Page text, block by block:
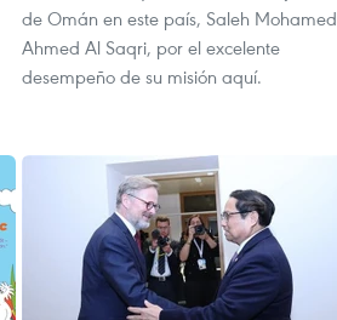
de Omán en este país, Saleh Mohamed
Ahmed Al Saqri, por el excelente
desempeño de su misión aquí.